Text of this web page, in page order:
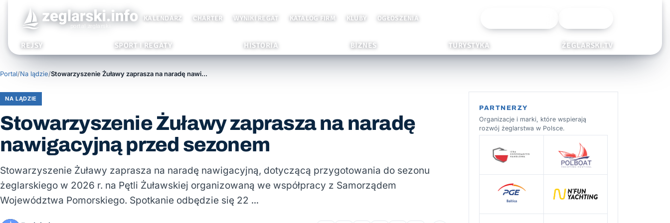
KALENDARZ CHARTER WYNIKI REGAT KATALOG FIRM KLUBY OGŁOSZENIA
REJSY SPORT I REGATY HISTORIA BIZNES TURYSTYKA ŻEGLARSKI.TV
Portal/Na lądzie/ Stowarzyszenie Żuławy zaprasza na naradę nawigacyjną przed sezonem
NA LĄDZIE
Stowarzyszenie Żuławy zaprasza na naradę
nawigacyjną przed sezonem
Stowarzyszenie Żuławy zaprasza na naradę nawigacyjną, dotyczącą przygotowania do sezonu
żeglarskiego w 2026 r. na Pętli Żuławskiej organizowaną we współpracy z Samorządem
Województwa Pomorskiego. Spotkanie odbędzie się 22 …
PARTNERZY
Organizacje i marki, które wspierają
rozwój żeglarstwa w Polsce.